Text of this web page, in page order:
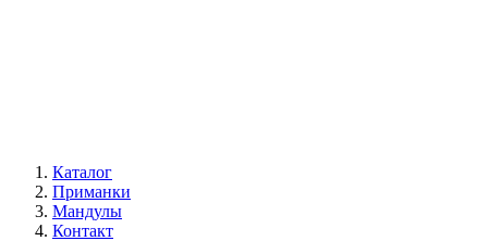
Каталог
Приманки
Мандулы
Контакт